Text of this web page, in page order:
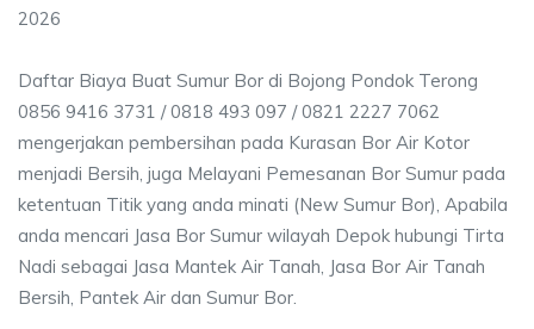
2026
Daftar Biaya Buat Sumur Bor di Bojong Pondok Terong
0856 9416 3731 / 0818 493 097 / 0821 2227 7062
mengerjakan pembersihan pada Kurasan Bor Air Kotor
menjadi Bersih, juga Melayani Pemesanan Bor Sumur pada
ketentuan Titik yang anda minati (New Sumur Bor), Apabila
anda mencari Jasa Bor Sumur wilayah Depok hubungi Tirta
Nadi sebagai Jasa Mantek Air Tanah, Jasa Bor Air Tanah
Bersih, Pantek Air dan Sumur Bor.